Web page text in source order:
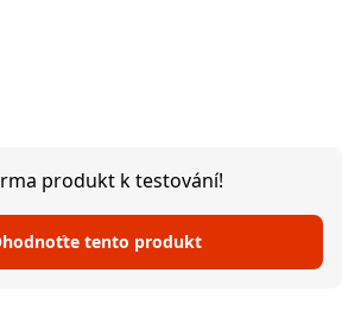
produkt k testování!
tento produkt